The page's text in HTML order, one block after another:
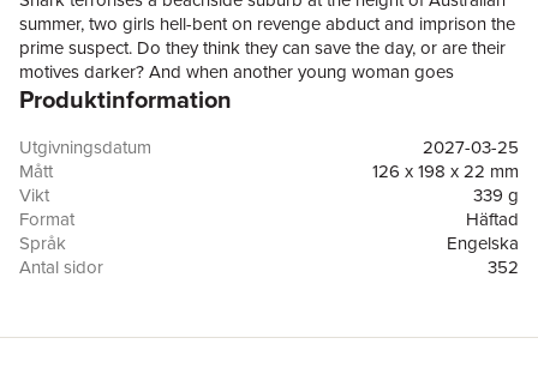
summer, two girls hell-bent on revenge abduct and imprison the
prime suspect. Do they think they can save the day, or are their
motives darker? And when another young woman goes
missing, what keeps them from going to the police?Both are
becomes clear the real killer may be closer to home than they
think.
Produktinformation
Utgivningsdatum
2027-03-25
Mått
126 x 198 x 22 mm
Vikt
339 g
Format
Häftad
Språk
Engelska
Antal sidor
352